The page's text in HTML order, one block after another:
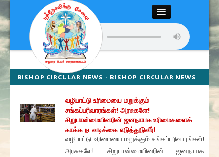
Close
Home
Chairman’s Desk
Editor’s Desk
BISHOP CIRCULAR NEWS - BISHOP CIRCULAR NEWS
NEWS
வழிபாட்டு உரிமையை மறுக்கும்
சங்கப்பரிவாரங்கள்! அரசுகளே!
சிறுபான்மையினரின் ஜனநாயக உரிமைகளைக்
காக்க நடவடிக்கை எடுத்துடுவீர்!
வழிபாட்டு உரிமையை மறுக்கும் சங்கப்பரிவாரங்கள்!
அரசுகளே! சிறுபான்மையினரின் ஜனநாயக